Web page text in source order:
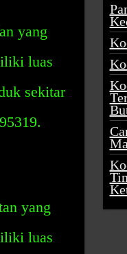
yang
luas
sekitar
yang
luas